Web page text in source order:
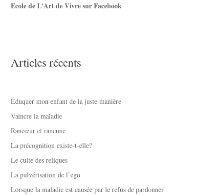
Ecole de L'Art de Vivre sur Facebook
Articles récents
Éduquer mon enfant de la juste manière
Vaincre la maladie
Rancœur et rancune
La précognition existe-t-elle?
Le culte des reliques
La pulvérisation de l’ego
Lorsque la maladie est causée par le refus de pardonner